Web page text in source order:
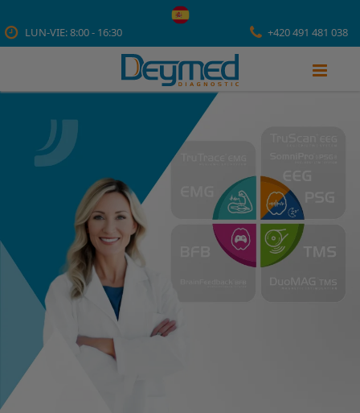
LUN-VIE: 8:00 - 16:30 +420 491 481 038